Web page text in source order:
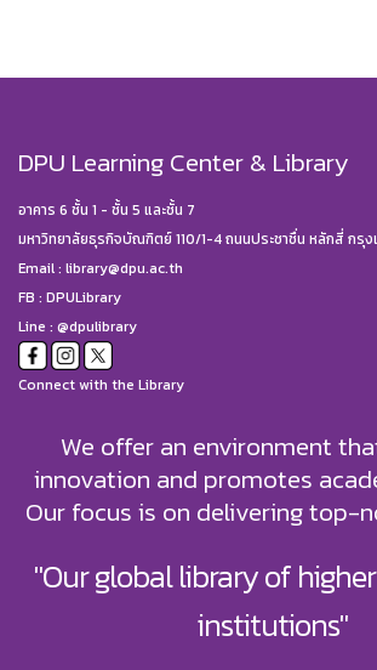
DPU Learning Center & Library
อาคาร 6 ชั้น 1 - ชั้น 5 และชั้น 7
มหาวิทยาลัยธุรกิจบัณฑิตย์ 110/1-4 ถนนประชาชื่น หลักสี่ กรุง
Email : library@dpu.ac.th
FB : DPULibrary
Line : @dpulibrary
Connect with the Library
We offer an environment
innovation and promotes
Our focus is on delivering top-
"Our global library of
institutions"